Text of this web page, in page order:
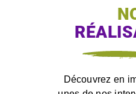
Découvrez en